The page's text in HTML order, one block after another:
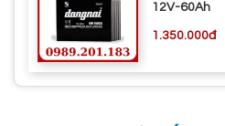
12V-60Ah
1.350.000đ